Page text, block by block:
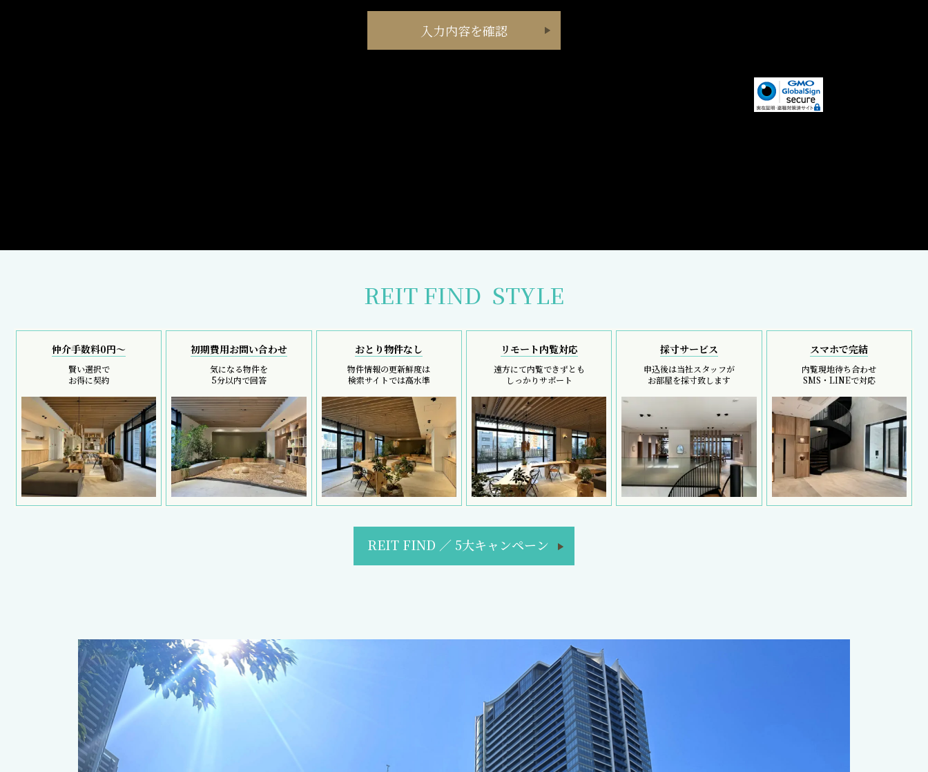
REIT FIND STYLE
仲介手数料0円～
賢い選択で
お得に契約
初期費用お問い合わせ
気になる物件を
5分以内で回答
おとり物件なし
物件情報の更新鮮度は
検索サイトでは高水準
リモート内覧対応
遠方にて内覧できずとも
しっかりサポート
採寸サービス
申込後は当社スタッフが
お部屋を採寸致します
スマホで完結
内覧現地待ち合わせ
SMS・LINEで対応
REIT FIND ／ 5大キャンペーン